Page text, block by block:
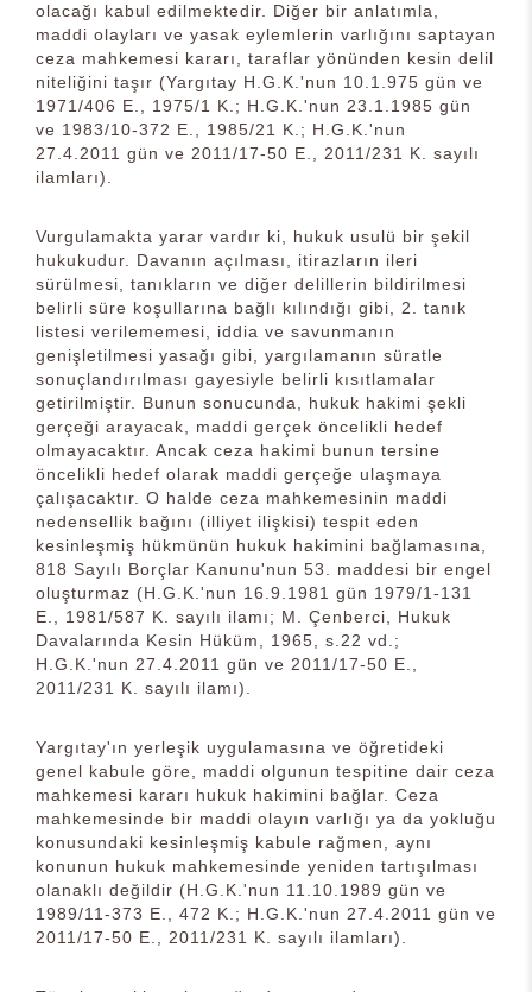
olacağı kabul edilmektedir. Diğer bir anlatımla,
maddi olayları ve yasak eylemlerin varlığını saptayan
ceza mahkemesi kararı, taraflar yönünden kesin delil
niteliğini taşır (Yargıtay H.G.K.'nun 10.1.975 gün ve
1971/406 E., 1975/1 K.; H.G.K.'nun 23.1.1985 gün
ve 1983/10-372 E., 1985/21 K.; H.G.K.'nun
27.4.2011 gün ve 2011/17-50 E., 2011/231 K. sayılı
ilamları).
Vurgulamakta yarar vardır ki, hukuk usulü bir şekil
hukukudur. Davanın açılması, itirazların ileri
sürülmesi, tanıkların ve diğer delillerin bildirilmesi
belirli süre koşullarına bağlı kılındığı gibi, 2. tanık
listesi verilememesi, iddia ve savunmanın
genişletilmesi yasağı gibi, yargılamanın süratle
sonuçlandırılması gayesiyle belirli kısıtlamalar
getirilmiştir. Bunun sonucunda, hukuk hakimi şekli
gerçeği arayacak, maddi gerçek öncelikli hedef
olmayacaktır. Ancak ceza hakimi bunun tersine
öncelikli hedef olarak maddi gerçeğe ulaşmaya
çalışacaktır. O halde ceza mahkemesinin maddi
nedensellik bağını (illiyet ilişkisi) tespit eden
kesinleşmiş hükmünün hukuk hakimini bağlamasına,
818 Sayılı Borçlar Kanunu'nun 53. maddesi bir engel
oluşturmaz (H.G.K.'nun 16.9.1981 gün 1979/1-131
E., 1981/587 K. sayılı ilamı; M. Çenberci, Hukuk
Davalarında Kesin Hüküm, 1965, s.22 vd.;
H.G.K.'nun 27.4.2011 gün ve 2011/17-50 E.,
2011/231 K. sayılı ilamı).
Yargıtay'ın yerleşik uygulamasına ve öğretideki
genel kabule göre, maddi olgunun tespitine dair ceza
mahkemesi kararı hukuk hakimini bağlar. Ceza
mahkemesinde bir maddi olayın varlığı ya da yokluğu
konusundaki kesinleşmiş kabule rağmen, aynı
konunun hukuk mahkemesinde yeniden tartışılması
olanaklı değildir (H.G.K.'nun 11.10.1989 gün ve
1989/11-373 E., 472 K.; H.G.K.'nun 27.4.2011 gün ve
2011/17-50 E., 2011/231 K. sayılı ilamları).